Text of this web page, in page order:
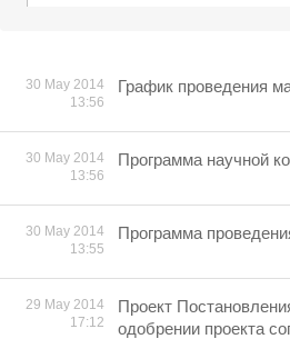
30 May 2014
13:56
График проведения
30 May 2014
13:56
Программа научной
30 May 2014
13:55
Программа
29 May 2014
17:12
Проект
одобрении проекта